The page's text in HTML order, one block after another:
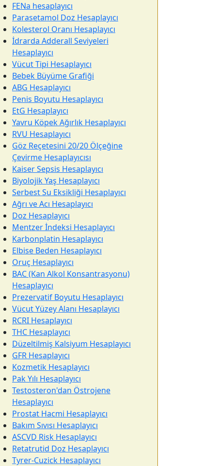
FENa hesaplayıcı
Parasetamol Doz Hesaplayıcı
Kolesterol Oranı Hesaplayıcı
İdrarda Adderall Seviyeleri
Hesaplayıcı
Vücut Tipi Hesaplayıcı
Bebek Büyüme Grafiği
ABG Hesaplayıcı
Penis Boyutu Hesaplayıcı
EtG Hesaplayıcı
Yavru Köpek Ağırlık Hesaplayıcı
RVU Hesaplayıcı
Göz Reçetesini 20/20 Ölçeğine
Çevirme Hesaplayıcısı
Kaiser Sepsis Hesaplayıcı
Biyolojik Yaş Hesaplayıcı
Serbest Su Eksikliği Hesaplayıcı
Ağrı ve Acı Hesaplayıcı
Doz Hesaplayıcı
Mentzer İndeksi Hesaplayıcı
Karbonplatin Hesaplayıcı
Elbise Beden Hesaplayıcı
Oruç Hesaplayıcı
BAC (Kan Alkol Konsantrasyonu)
Hesaplayıcı
Prezervatif Boyutu Hesaplayıcı
Vücut Yüzey Alanı Hesaplayıcı
RCRI Hesaplayıcı
THC Hesaplayıcı
Düzeltilmiş Kalsiyum Hesaplayıcı
GFR Hesaplayıcı
Kozmetik Hesaplayıcı
Pak Yılı Hesaplayıcı
Testosteron'dan Östrojene
Hesaplayıcı
Prostat Hacmi Hesaplayıcı
Bakım Sıvısı Hesaplayıcı
ASCVD Risk Hesaplayıcı
Retatrutid Doz Hesaplayıcı
Tyrer-Cuzick Hesaplayıcı